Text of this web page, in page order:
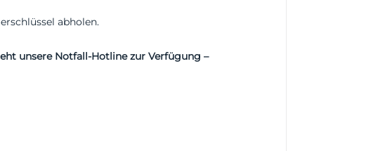
abholen.
unsere Notfall-Hotline zur Verfügung –